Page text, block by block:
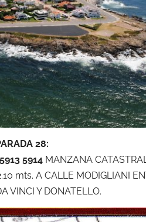
28:
5913 5914 MANZANA
mts. A CALLE MODIGLIANI
VINCI Y DONATELLO.